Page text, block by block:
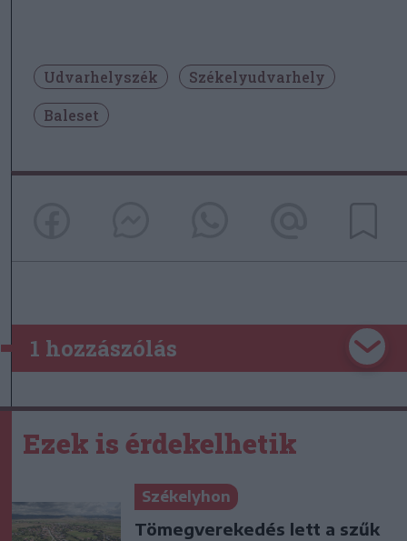
Udvarhelyszék
Székelyudvarhely
Baleset
1 hozzászólás
Ezek is érdekelhetik
Székelyhon
Tömegverekedés lett a szűk